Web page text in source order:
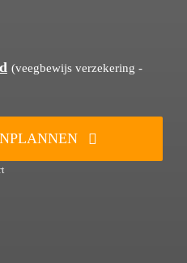
(veegbewijs verzekering -